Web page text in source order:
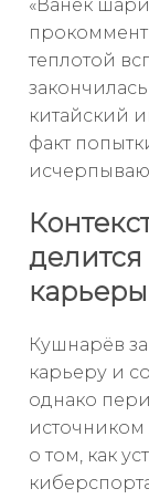
«Ванёк
теплотой
китайский
факт
карьеры
Кушнарёв
карьеру и
однако
о том, как